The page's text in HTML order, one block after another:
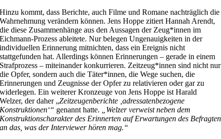
Hinzu kommt, dass Berichte, auch Filme und Romane nachträglich die
Wahrnehmung verändern können. Jens Hoppe zitiert Hannah Arendt,
die diese Zusammenhänge aus den Aussagen der Zeug*innen im
Eichmann-Prozess ableitete. Nur belegen Ungenauigkeiten in der
individuellen Erinnerung mitnichten, dass ein Ereignis nicht
stattgefunden hat. Allerdings können Erinnerungen – gerade in einem
Strafprozess – miteinander konkurrieren. Zeitzeug*innen sind nicht nur
die Opfer, sondern auch die Täter*innen, die Wege suchen, die
Erinnerungen und Zeugnisse der Opfer zu relativieren oder gar zu
widerlegen. Ein weiterer Kronzeuge von Jens Hoppe ist Harald
Welzer, der daher „Zeitzeugenberichte ‚adressatenbezogene
Konstruktionen‘“ genannt hatte.
„Welzer verweist neben dem
Konstruktionscharakter des Erinnerten auf Erwartungen des Befragten
an das, was der Interviewer hören mag.“